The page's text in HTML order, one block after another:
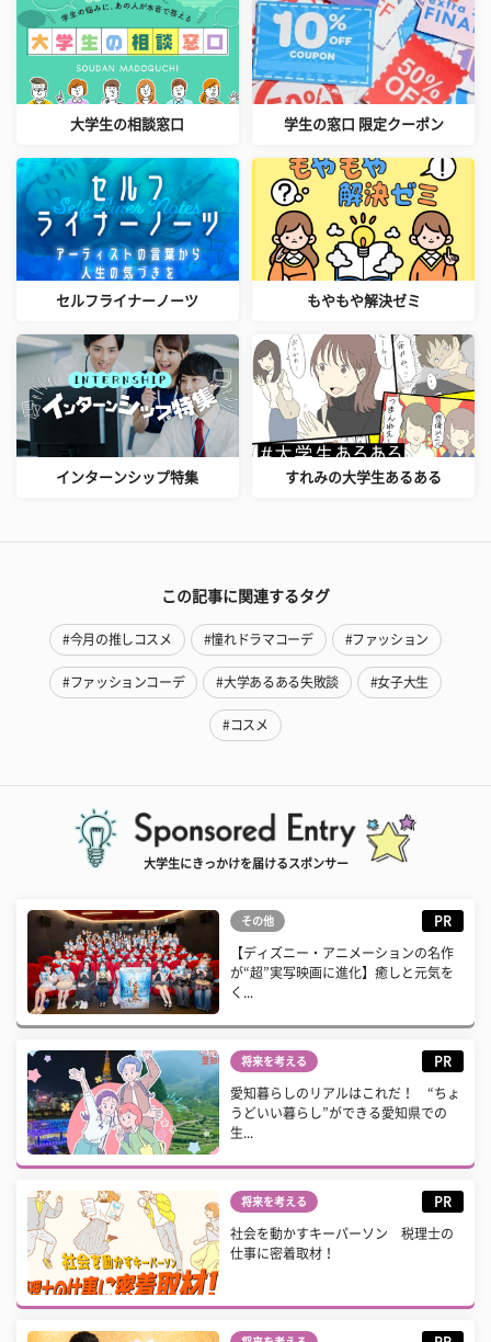
大学生の相談窓口 学生の窓口 限定クーポン
セルフライナーノーツ もやもや解決ゼミ
インターンシップ特集 すれみの大学生あるある
この記事に関連するタグ
#今月の推しコスメ #憧れドラマコーデ #ファッション
#ファッションコーデ #大学あるある失敗談 #女子大生
#コスメ
大学生にきっかけを届けるスポンサー
その他 PR
【ディズニー・アニメーションの名作
が“超”実写映画に進化】癒しと元気を
く...
将来を考える PR
愛知暮らしのリアルはこれだ！ “ちょ
うどいい暮らし”ができる愛知県での
生...
将来を考える PR
社会を動かすキーパーソン 税理士の
仕事に密着取材！